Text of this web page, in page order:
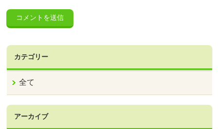
カテゴリー
全て
アーカイブ